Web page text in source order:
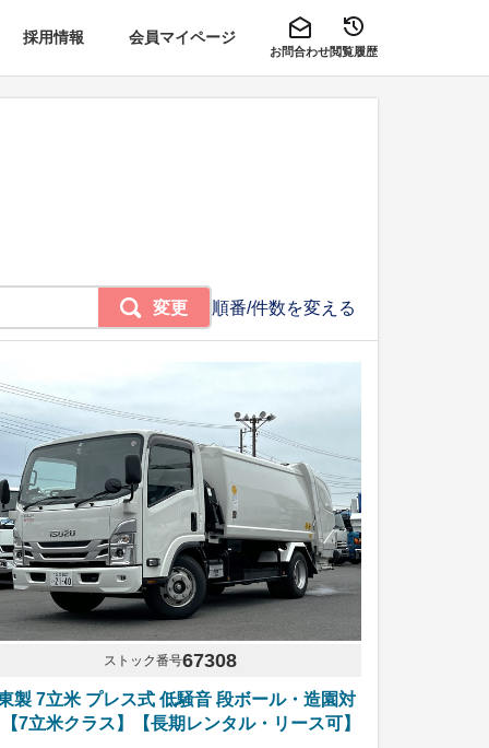
採用情報 会員マイページ
お問合わせ閲覧履歴
順番/件数を変える
変更
ストック番号67308
製 7立米 プレス式 低騒音 段ボール・造園対
7立米クラス】【長期レンタル・リース可】